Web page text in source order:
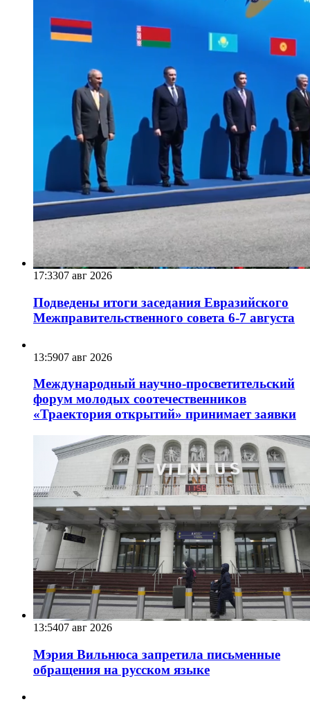
17:3307 авг 2026
Подведены итоги заседания Евразийского
Межправительственного совета 6-7 августа
13:5907 авг 2026
Международный научно-просветительский
форум молодых соотечественников
«Траектория открытий» принимает заявки
13:5407 авг 2026
Мэрия Вильнюса запретила письменные
обращения на русском языке